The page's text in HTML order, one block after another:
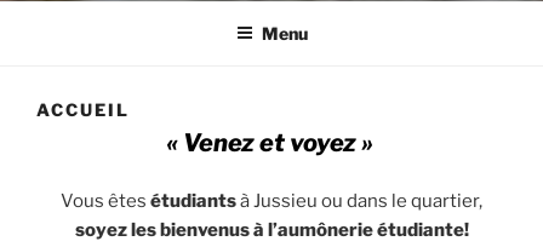
Menu
ACCUEIL
« Venez et voyez »
Vous êtes étudiantsà Jussieu ou dans le quartier,
soyez les bienvenus à l’aumônerie étudiante!